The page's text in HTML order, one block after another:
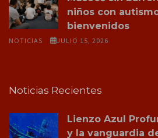
niños con
bienvenidos
NOTICIAS JULIO 15, 2026
Noticias Recientes
Lienzo Azul
y la vanguardia